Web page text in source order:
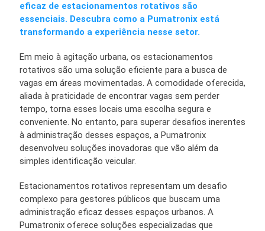
eficaz de estacionamentos rotativos são
essenciais. Descubra como a Pumatronix está
transformando a experiência nesse setor.
Em meio à agitação urbana, os estacionamentos
rotativos são uma solução eficiente para a busca de
vagas em áreas movimentadas. A comodidade oferecida,
aliada à praticidade de encontrar vagas sem perder
tempo, torna esses locais uma escolha segura e
conveniente. No entanto, para superar desafios inerentes
à administração desses espaços, a Pumatronix
desenvolveu soluções inovadoras que vão além da
simples identificação veicular.
Estacionamentos rotativos representam um desafio
complexo para gestores públicos que buscam uma
administração eficaz desses espaços urbanos. A
Pumatronix oferece soluções especializadas que